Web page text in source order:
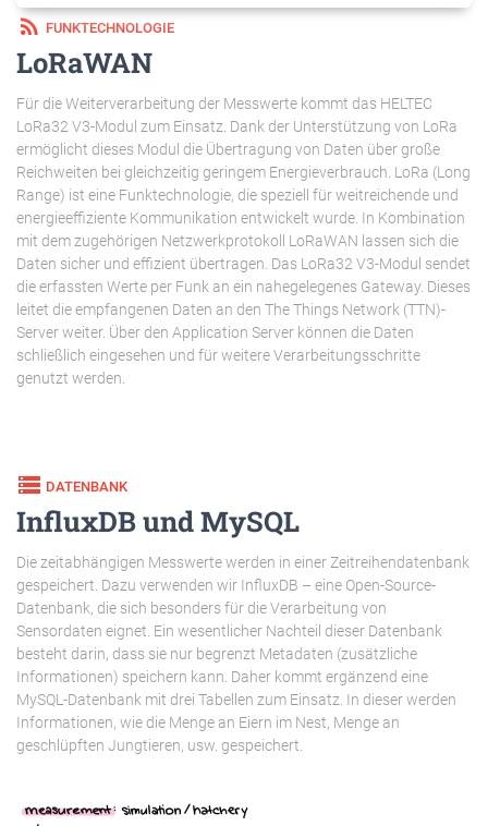
rss_feed FUNKTECHNOLOGIE
LoRaWAN
Für die Weiterverarbeitung der Messwerte kommt das HELTEC
LoRa32 V3-Modul zum Einsatz. Dank der Unterstützung von LoRa
ermöglicht dieses Modul die Übertragung von Daten über große
Reichweiten bei gleichzeitig geringem Energieverbrauch. LoRa (Long
Range) ist eine Funktechnologie, die speziell für weitreichende und
energieeffiziente Kommunikation entwickelt wurde. In Kombination
mit dem zugehörigen Netzwerkprotokoll LoRaWAN lassen sich die
Daten sicher und effizient übertragen. Das LoRa32 V3-Modul sendet
die erfassten Werte per Funk an ein nahegelegenes Gateway. Dieses
leitet die empfangenen Daten an den The Things Network (TTN)-
Server weiter. Über den Application Server können die Daten
schließlich eingesehen und für weitere Verarbeitungsschritte
genutzt werden.
storage DATENBANK
InfluxDB und MySQL
Die zeitabhängigen Messwerte werden in einer Zeitreihendatenbank
gespeichert. Dazu verwenden wir InfluxDB – eine Open-Source-
Datenbank, die sich besonders für die Verarbeitung von
Sensordaten eignet. Ein wesentlicher Nachteil dieser Datenbank
besteht darin, dass sie nur begrenzt Metadaten (zusätzliche
Informationen) speichern kann. Daher kommt ergänzend eine
MySQL-Datenbank mit drei Tabellen zum Einsatz. In dieser werden
Informationen, wie die Menge an Eiern im Nest, Menge an
geschlüpften Jungtieren, usw. gespeichert.